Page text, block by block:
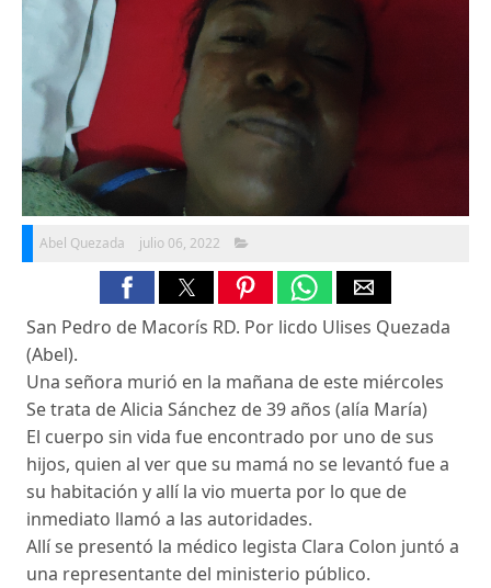
Abel Quezada julio 06, 2022
San Pedro de Macorís RD. Por licdo Ulises Quezada
(Abel).
Una señora murió en la mañana de este miércoles
Se trata de Alicia Sánchez de 39 años (alía María)
El cuerpo sin vida fue encontrado por uno de sus
hijos, quien al ver que su mamá no se levantó fue a
su habitación y allí la vio muerta por lo que de
inmediato llamó a las autoridades.
Allí se presentó la médico legista Clara Colon juntó a
una representante del ministerio público.